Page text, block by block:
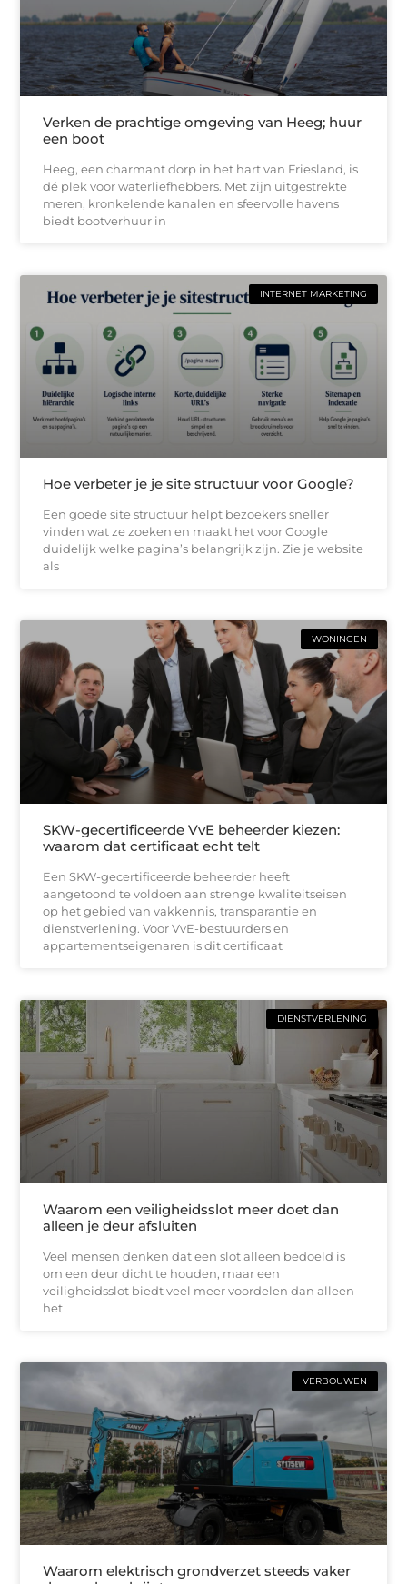
Verken de prachtige omgeving van Heeg; huur
een boot
Heeg, een charmant dorp in het hart van Friesland, is
dé plek voor waterliefhebbers. Met zijn uitgestrekte
meren, kronkelende kanalen en sfeervolle havens
biedt bootverhuur in
INTERNET MARKETING
Hoe verbeter je je site structuur voor Google?
Een goede site structuur helpt bezoekers sneller
vinden wat ze zoeken en maakt het voor Google
duidelijk welke pagina’s belangrijk zijn. Zie je website
als
WONINGEN
SKW-gecertificeerde VvE beheerder kiezen:
waarom dat certificaat echt telt
Een SKW-gecertificeerde beheerder heeft
aangetoond te voldoen aan strenge kwaliteitseisen
op het gebied van vakkennis, transparantie en
dienstverlening. Voor VvE-bestuurders en
appartementseigenaren is dit certificaat
DIENSTVERLENING
Waarom een veiligheidsslot meer doet dan
alleen je deur afsluiten
Veel mensen denken dat een slot alleen bedoeld is
om een deur dicht te houden, maar een
veiligheidsslot biedt veel meer voordelen dan alleen
het
VERBOUWEN
Waarom elektrisch grondverzet steeds vaker